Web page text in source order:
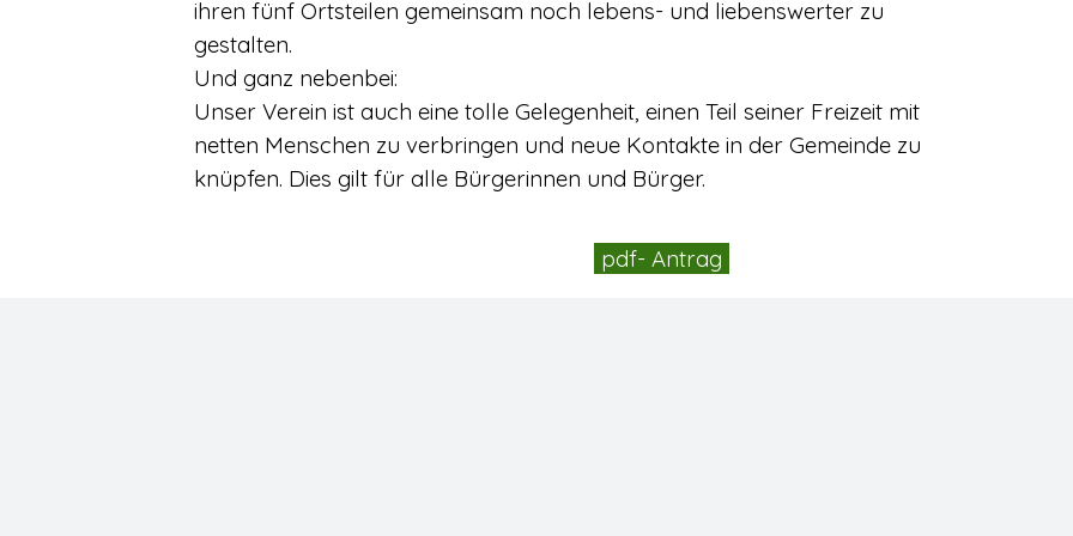
ihren fünf Ortsteilen gemeinsam noch lebens- und liebenswerter zu
gestalten.
Und ganz nebenbei:
Unser Verein ist auch eine tolle Gelegenheit, einen Teil seiner Freizeit mit
netten Menschen zu verbringen und neue Kontakte in der Gemeinde zu
knüpfen. Dies gilt für alle Bürgerinnen und Bürger.
pdf- Antrag